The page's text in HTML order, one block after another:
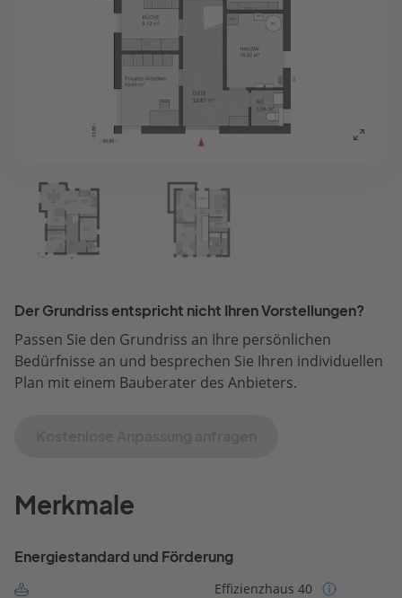
Der Grundriss entspricht nicht Ihren Vorstellungen?
Passen Sie den Grundriss an Ihre persönlichen
Bedürfnisse an und besprechen Sie Ihren individuellen
Plan mit einem Bauberater des Anbieters.
Merkmale
Energiestandard und Förderung
Effizienzhaus 40